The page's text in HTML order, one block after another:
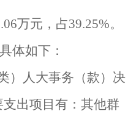
万元，占39.25%。
体如下：
）人大事务（款）决
出项目有：其他群